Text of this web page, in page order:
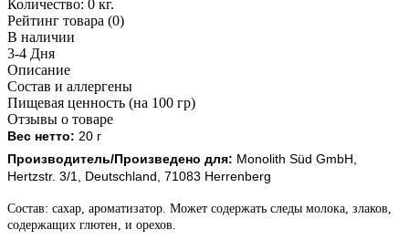
Количество: 0 кг.
Рейтинг товара (0)
В наличии
3-4 Дня
Описание
Состав и аллергены
Пищевая ценность (на 100 гр)
Отзывы о товаре
Вес нетто: 20 г
Производитель/Произведено для: Monolith Süd GmbH,
Hertzstr. 3/1, Deutschland, 71083 Herrenberg
Состав: сахар, ароматизатор. Может содержать следы молока, злаков,
содержащих глютен, и орехов.